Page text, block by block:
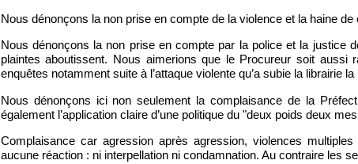
Nous dénonçons la non prise en compte de la violence et la haine de
Nous dénonçons la non prise en compte par la police et la justice
plaintes aboutissent. Nous aimerions que le Procureur soit
enquêtes notamment suite à l’attaque violente qu’a subie la librairie
Nous dénonçons ici non seulement la complaisance de la
également l’application claire d’une politique du "deux poids deux
Complaisance car agression après agression, violences
aucune réaction : ni interpellation ni condamnation. Au contraire les